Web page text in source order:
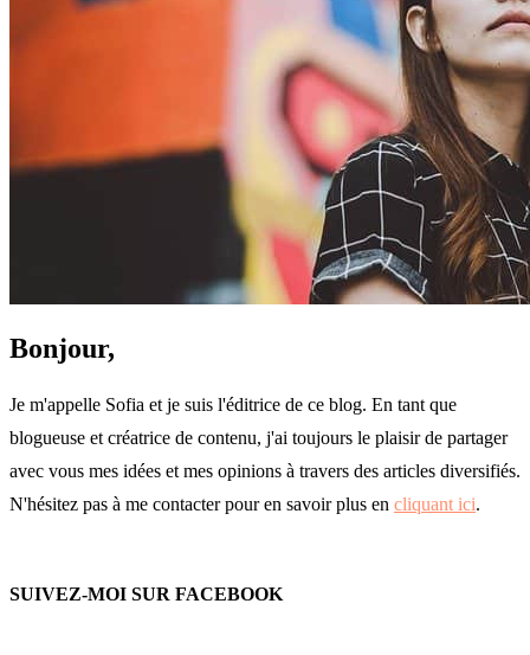
Bonjour,
Je m'appelle Sofia et je suis l'éditrice de ce blog. En tant que
blogueuse et créatrice de contenu, j'ai toujours le plaisir de partager
avec vous mes idées et mes opinions à travers des articles diversifiés.
N'hésitez pas à me contacter pour en savoir plus en cliquant ici.
SUIVEZ-MOI SUR FACEBOOK